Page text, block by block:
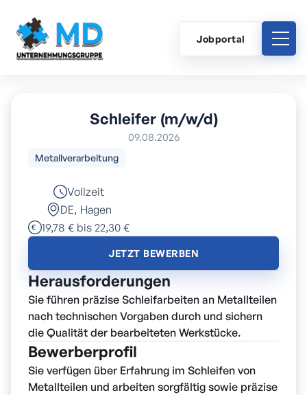
Jobportal
Schleifer (m/w/d)
09.08.2026
Metallverarbeitung
Vollzeit
DE, Hagen
19,78 € bis 22,30 €
JETZT BEWERBEN
Herausforderungen
Sie führen präzise Schleifarbeiten an Metallteilen
nach technischen Vorgaben durch und sichern
die Qualität der bearbeiteten Werkstücke.
Bewerberprofil
Sie verfügen über Erfahrung im Schleifen von
Metallteilen und arbeiten sorgfältig sowie präzise